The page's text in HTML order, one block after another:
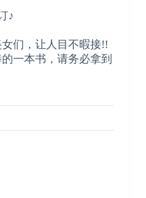
♪
们，让人目不暇接!!
一本书，请务必拿到